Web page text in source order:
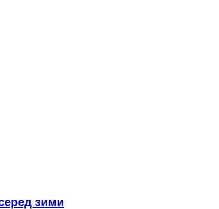
зими